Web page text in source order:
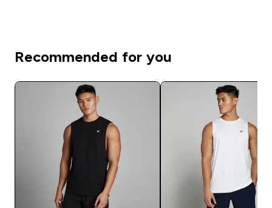
Recommended for you